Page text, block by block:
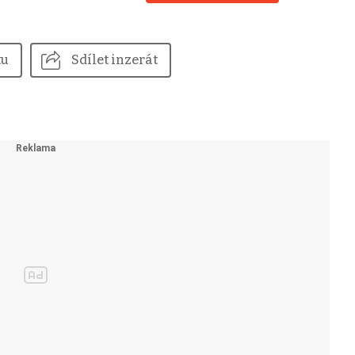
Sdílet inzerát